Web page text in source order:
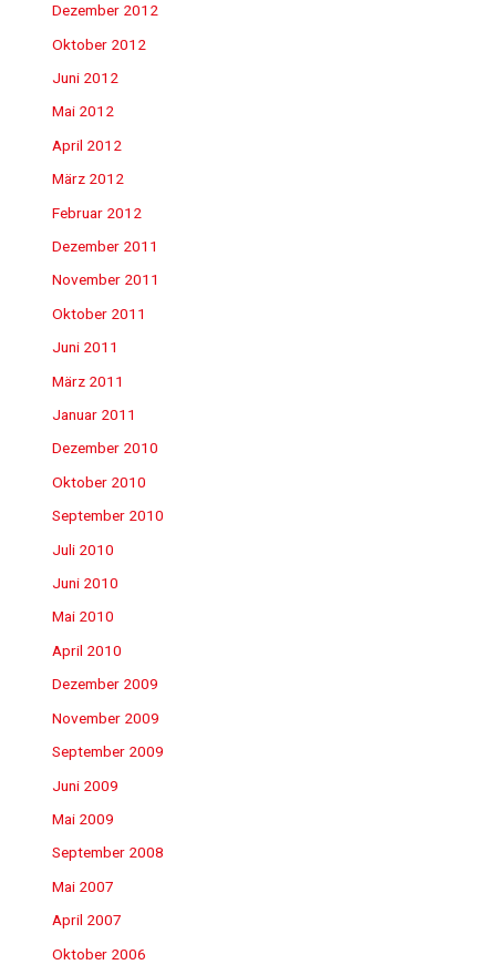
Dezember 2012
Oktober 2012
Juni 2012
Mai 2012
April 2012
März 2012
Februar 2012
Dezember 2011
November 2011
Oktober 2011
Juni 2011
März 2011
Januar 2011
Dezember 2010
Oktober 2010
September 2010
Juli 2010
Juni 2010
Mai 2010
April 2010
Dezember 2009
November 2009
September 2009
Juni 2009
Mai 2009
September 2008
Mai 2007
April 2007
Oktober 2006